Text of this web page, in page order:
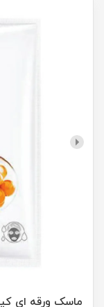
ماسک ورقه ای